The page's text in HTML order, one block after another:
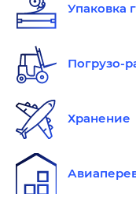
Упаковка
Погрузо-
Хранение